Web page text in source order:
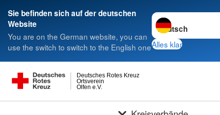
Sie befinden sich auf der deutschen
Website
You are on the German website, you can
use the switch to switch to the English one
Sprache wechseln
Alles klar
Olfen e.V.
Ortsverein
Deutsches Rotes Kreuz